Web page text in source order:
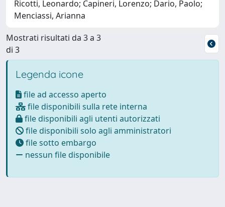
Ricotti, Leonardo; Capineri, Lorenzo; Dario, Paolo;
Menciassi, Arianna
Mostrati risultati da 3 a 3
di 3
Legenda icone
file ad accesso aperto
file disponibili sulla rete interna
file disponibili agli utenti autorizzati
file disponibili solo agli amministratori
file sotto embargo
nessun file disponibile